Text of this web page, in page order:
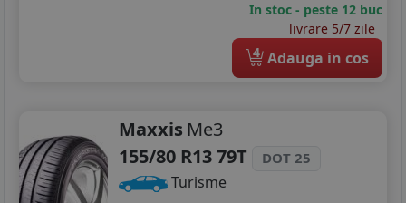
In stoc - peste 12 buc
livrare 5/7 zile
4 Adauga in cos
Maxxis Me3
155/80 R13 79T
DOT 25
Turisme